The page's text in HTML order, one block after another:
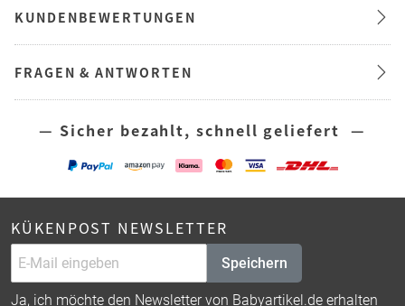
KUNDENBEWERTUNGEN
FRAGEN & ANTWORTEN
— Sicher bezahlt, schnell geliefert —
KÜKENPOST NEWSLETTER
Speichern
Ja, ich möchte den Newsletter von Babyartikel.de erhalten